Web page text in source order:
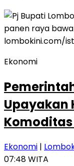
Ekonomi
Upayakan
Ekonomi |
07:48 WITA